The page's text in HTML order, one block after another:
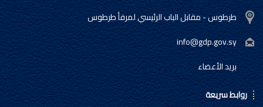
طرطوس - مقابل الباب الرئيسي لمرفأ طرطوس
info@gdp.gov.sy
بريد الأعضاء
روابط سريعة